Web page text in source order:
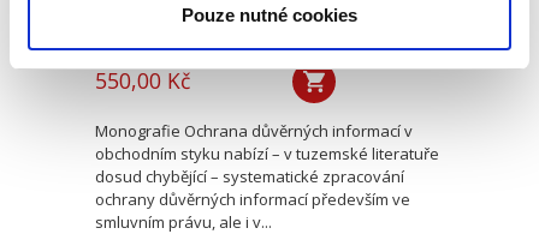
Pouze nutné cookies
550,00 Kč
Monografie Ochrana důvěrných informací v
obchodním styku nabízí – v tuzemské literatuře
dosud chybějící – systematické zpracování
ochrany důvěrných informací především ve
smluvním právu, ale i v...